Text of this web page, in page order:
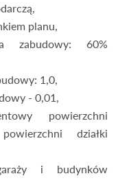
planu,
zabudowy: 60%
1,0,
- 0,01,
powierzchni
działki
i budynków